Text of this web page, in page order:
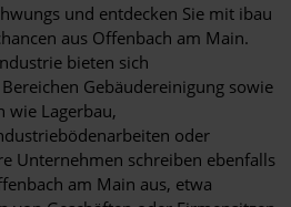
und entdecken Sie mit ibau
aus Offenbach am Main.
bieten sich
Gebäudereinigung sowie
wie Lagerbau,
oder
Unternehmen schreiben ebenfalls
am Main aus, etwa